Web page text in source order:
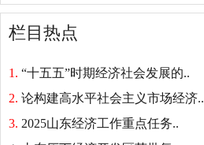
栏目热点
1. “十五五”时期经济社会发展的..
2. 论构建高水平社会主义市场经济..
3. 2025山东经济工作重点任务..